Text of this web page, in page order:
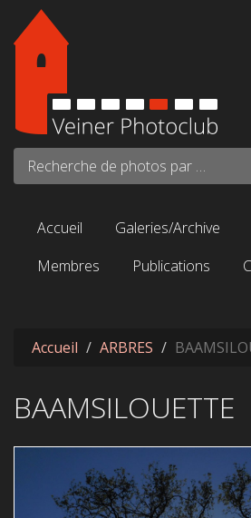
Aller au contenu principal
Recherche de photos par mots-clés...
Accueil Galeries/Archive
Membres
Publications
Accueil ARBRES
BAAMSILOUETTE